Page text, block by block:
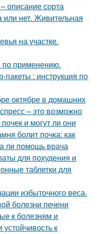
описание сорта
нет. Живительная
на участке.
по применению.
: инструкция по
октябре в домашних
– это возможно
и могут ли они
болит почка: как
ли помощь врача
для похудения и
таблетки для
избыточного веса.
болезни печени
к болезням и
к